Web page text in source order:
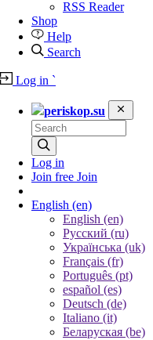
RSS Reader
Shop
Help
Search
Log in `
periskop.su
Log in
Join free Join
English (en)
English (en)
Русский (ru)
Українська (uk)
Français (fr)
Português (pt)
español (es)
Deutsch (de)
Italiano (it)
Беларуская (be)